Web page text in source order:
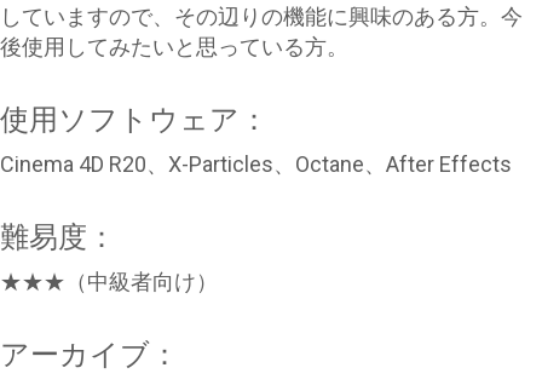
していますので、その辺りの機能に興味のある方。今
後使用してみたいと思っている方。
使用ソフトウェア：
Cinema 4D R20、X-Particles、Octane、After Effects
難易度：
★★★（中級者向け）
アーカイブ：